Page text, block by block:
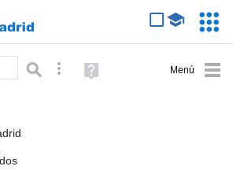
Búsqueda avanzada
Ayuda
(en